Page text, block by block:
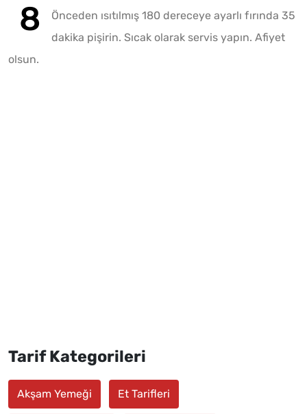
Önceden ısıtılmış 180 dereceye ayarlı fırında 35
dakika pişirin. Sıcak olarak servis yapın. Afiyet
olsun.
Tarif Kategorileri
Akşam Yemeği Et Tarifleri